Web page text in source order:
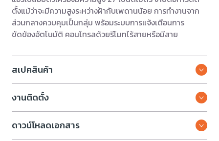
ตั้งแม้ว่าจะมีความสูงระหว่างฝ้ากับเพดานน้อย การทำงานจาก
ส่วนกลางควบคุมเป็นกลุ่ม พร้อมระบบการแจ้งเตือนการ
ขัดข้องอัตโนมัติ คอนโทรลด้วยรีโมทไร้สายหรือมีสาย
สเปคสินค้า
งานติดตั้ง
ดาวน์โหลดเอกสาร